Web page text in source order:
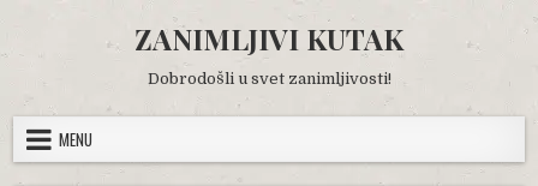
content
ZANIMLJIVI KUTAK
Dobrodošli u svet zanimljivosti!
MENU